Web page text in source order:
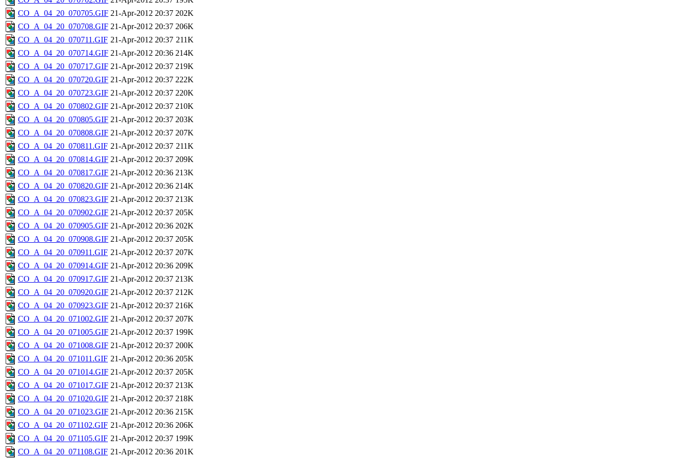
CO_A_04_20_070705.GIF 21-Apr-2012 20:37 202K
CO_A_04_20_070708.GIF 21-Apr-2012 20:37 206K
CO_A_04_20_070711.GIF 21-Apr-2012 20:37 211K
CO_A_04_20_070714.GIF 21-Apr-2012 20:36 214K
CO_A_04_20_070717.GIF 21-Apr-2012 20:37 219K
CO_A_04_20_070720.GIF 21-Apr-2012 20:37 222K
CO_A_04_20_070723.GIF 21-Apr-2012 20:37 220K
CO_A_04_20_070802.GIF 21-Apr-2012 20:37 210K
CO_A_04_20_070805.GIF 21-Apr-2012 20:37 203K
CO_A_04_20_070808.GIF 21-Apr-2012 20:37 207K
CO_A_04_20_070811.GIF 21-Apr-2012 20:37 211K
CO_A_04_20_070814.GIF 21-Apr-2012 20:37 209K
CO_A_04_20_070817.GIF 21-Apr-2012 20:36 213K
CO_A_04_20_070820.GIF 21-Apr-2012 20:36 214K
CO_A_04_20_070823.GIF 21-Apr-2012 20:37 213K
CO_A_04_20_070902.GIF 21-Apr-2012 20:37 205K
CO_A_04_20_070905.GIF 21-Apr-2012 20:36 202K
CO_A_04_20_070908.GIF 21-Apr-2012 20:37 205K
CO_A_04_20_070911.GIF 21-Apr-2012 20:37 207K
CO_A_04_20_070914.GIF 21-Apr-2012 20:36 209K
CO_A_04_20_070917.GIF 21-Apr-2012 20:37 213K
CO_A_04_20_070920.GIF 21-Apr-2012 20:37 212K
CO_A_04_20_070923.GIF 21-Apr-2012 20:37 216K
CO_A_04_20_071002.GIF 21-Apr-2012 20:37 207K
CO_A_04_20_071005.GIF 21-Apr-2012 20:37 199K
CO_A_04_20_071008.GIF 21-Apr-2012 20:37 200K
CO_A_04_20_071011.GIF 21-Apr-2012 20:36 205K
CO_A_04_20_071014.GIF 21-Apr-2012 20:37 205K
CO_A_04_20_071017.GIF 21-Apr-2012 20:37 213K
CO_A_04_20_071020.GIF 21-Apr-2012 20:37 218K
CO_A_04_20_071023.GIF 21-Apr-2012 20:36 215K
CO_A_04_20_071102.GIF 21-Apr-2012 20:36 206K
CO_A_04_20_071105.GIF 21-Apr-2012 20:37 199K
CO_A_04_20_071108.GIF 21-Apr-2012 20:36 201K